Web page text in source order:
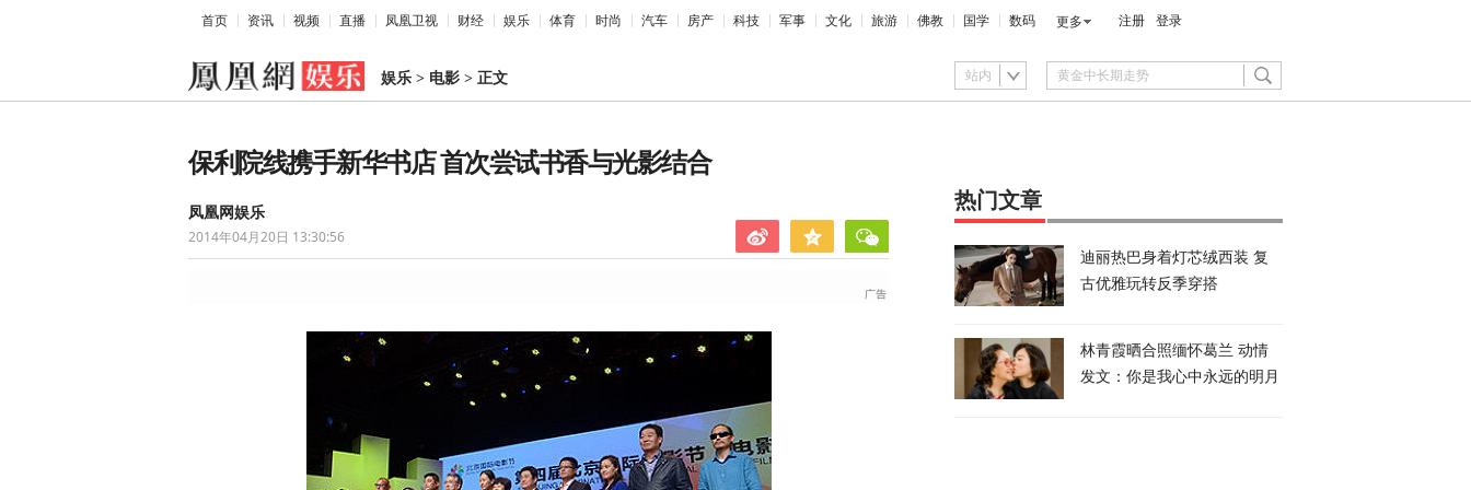
首页 资讯 视频 直播 凤凰卫视 财经 娱乐 体育 时尚 汽车 房产 科技 军事 文化 旅游 佛教 国学 数码 更多 注册 登录
娱乐 > 电影 > 正文 站内
保利院线携手新华书店 首次尝试书香与光影结合
凤凰网娱乐
2014年04月20日 13:30:56
热门文章
迪丽热巴身着灯芯绒西装 复
古优雅玩转反季穿搭
林青霞晒合照缅怀葛兰 动情
发文：你是我心中永远的明月